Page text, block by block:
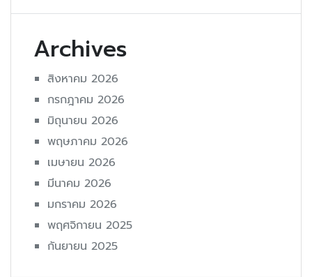
Archives
สิงหาคม 2026
กรกฎาคม 2026
มิถุนายน 2026
พฤษภาคม 2026
เมษายน 2026
มีนาคม 2026
มกราคม 2026
พฤศจิกายน 2025
กันยายน 2025